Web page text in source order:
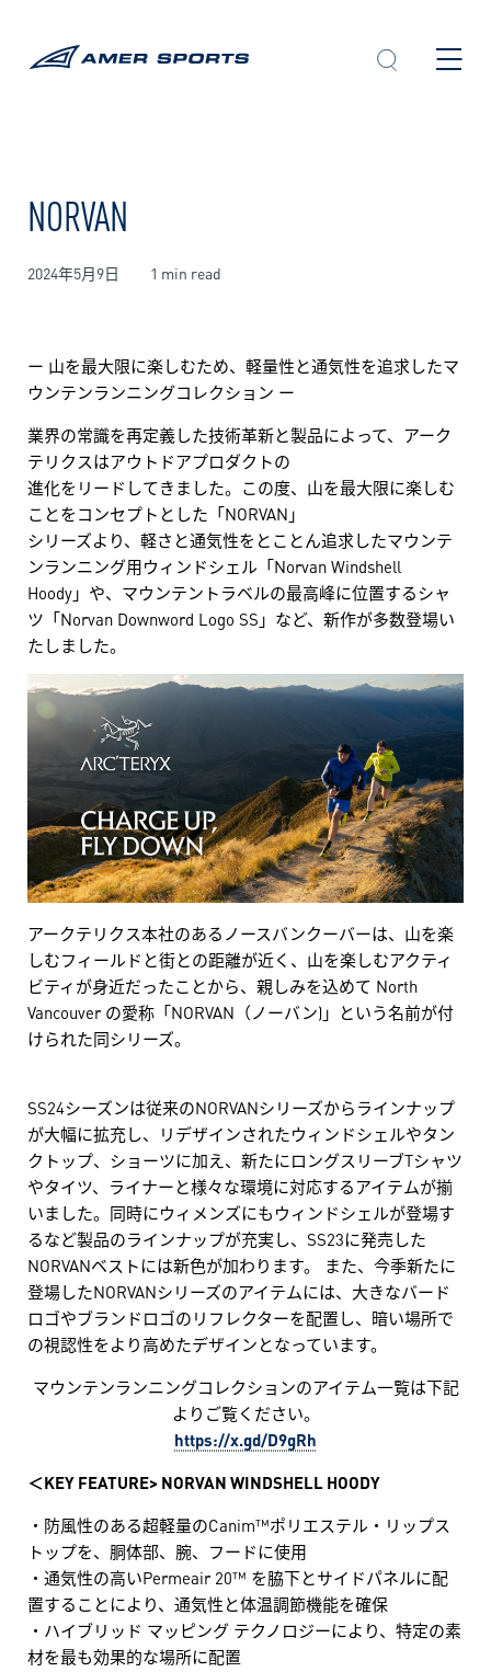
NORVAN
2024年5月9日 1 min read
ー 山を最大限に楽しむため、軽量性と通気性を追求したマ
ウンテンランニングコレクション ー
業界の常識を再定義した技術革新と製品によって、アーク
テリクスはアウトドアプロダクトの
進化をリードしてきました。この度、山を最大限に楽しむ
ことをコンセプトとした「NORVAN」
シリーズより、軽さと通気性をとことん追求したマウンテ
ンランニング用ウィンドシェル「Norvan Windshell
Hoody」や、マウンテントラベルの最高峰に位置するシャ
ツ「Norvan Downword Logo SS」など、新作が多数登場い
たしました。
アークテリクス本社のあるノースバンクーバーは、山を楽
しむフィールドと街との距離が近く、山を楽しむアクティ
ビティが身近だったことから、親しみを込めて North
Vancouver の愛称「NORVAN（ノーバン)」という名前が付
けられた同シリーズ。
SS24シーズンは従来のNORVANシリーズからラインナップ
が大幅に拡充し、リデザインされたウィンドシェルやタン
クトップ、ショーツに加え、新たにロングスリーブTシャツ
やタイツ、ライナーと様々な環境に対応するアイテムが揃
いました。同時にウィメンズにもウィンドシェルが登場す
るなど製品のラインナップが充実し、SS23に発売した
NORVANベストには新色が加わります。 また、今季新たに
登場したNORVANシリーズのアイテムには、大きなバード
ロゴやブランドロゴのリフレクターを配置し、暗い場所で
の視認性をより高めたデザインとなっています。
マウンテンランニングコレクションのアイテム一覧は下記
よりご覧ください。
https://x.gd/D9gRh
＜KEY FEATURE> NORVAN WINDSHELL HOODY
・防風性のある超軽量のCanim™ポリエステル・リップス
トップを、胴体部、腕、フードに使用
・通気性の高いPermeair 20™ を脇下とサイドパネルに配
置することにより、通気性と体温調節機能を確保
・ハイブリッド マッピング テクノロジーにより、特定の素
材を最も効果的な場所に配置